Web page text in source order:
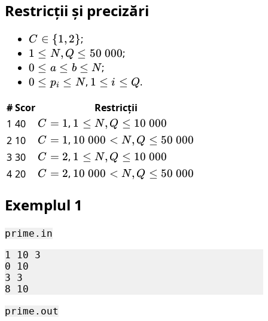
Restricții și precizări
C
\in
\
{1,
C ∈ {1, 2};
1
\leq
N,Q
50
000
1 ≤ N, Q ≤ 50 000;
0
\leq
\leq
\leq
0 ≤ a ≤ b ≤ N;
0
p_i
\leq
0 ≤ pi ≤ N, 1
\leq
Q
1 ≤ i ≤ Q.
#Scor
Restricții
1 40
C
=
1
C = 1, 1
\leq
N,Q
\leq
10
000
1 ≤ N, Q ≤ 10 000
2 10
C
=
1
C = 1, 10
\
000
<
\leq
10 000 < N, Q ≤ 50 000
3 30
C
=
C = 2, 1
\leq
\leq
10
1 ≤ N, Q ≤ 10 000
4 20
C
2
C = 2, 10
000
<
10 000 < N, Q ≤ 50 000
Exemplul 1
prime.in
1 10 3
0 10
3 3
prime.out